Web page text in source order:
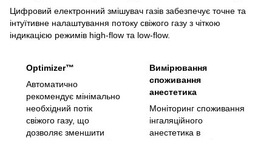
Цифровий електронний змішувач газів забезпечує точне та
інтуїтивне налаштування потоку свіжого газу з чіткою
індикацією режимів high-flow та low-flow.
Optimizer™
Автоматично
рекомендує мінімально
необхідний потік
свіжого газу, що
дозволяє зменшити
Вимірювання
споживання
анестетика
Моніторинг споживання
інгаляційного
анестетика в